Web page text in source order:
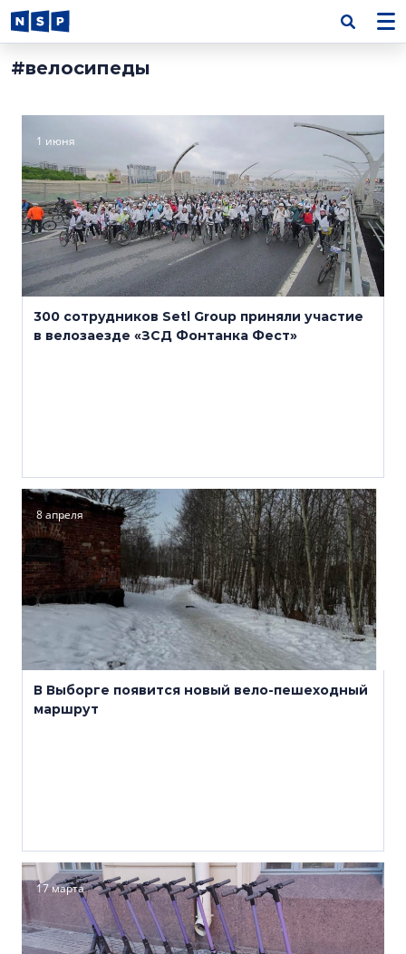
#велосипеды
1 июня
300 сотрудников Setl Group приняли участие
в велозаезде «ЗСД Фонтанка Фест»
8 апреля
В Выборге появится новый вело-пешеходный
маршрут
17 марта